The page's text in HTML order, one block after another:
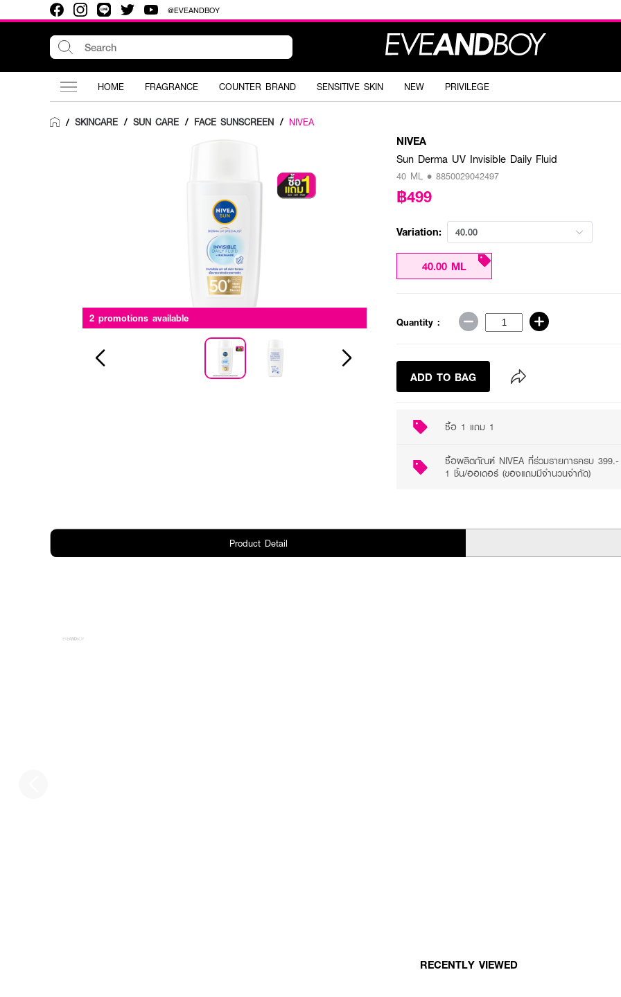
@EVEANDBOY
HOME FRAGRANCE COUNTER BRAND SENSITIVE SKIN NEW PRIVILEGE
/ SKINCARE / SUN CARE / FACE SUNSCREEN / NIVEA
2 promotions available 2 promotions available
NIVEA
Sun Derma UV Invisible Daily Fluid
40 ML • 8850029042497
฿499
Variation: 40.00
40.00 ML
Quantity :
ADD TO BAG
ซื้อ 1 แถม 1
ซื้อผลิตภัณฑ์ NIVEA ที่ร่วมรายการครบ
1 ชิ้น/ออเดอร์ (ของแถมมีจำนวนจำกัด)
Product Detail
RECENTLY VIEWED